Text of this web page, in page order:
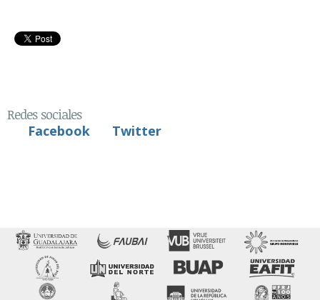
Redes sociales
Facebook
Twitter